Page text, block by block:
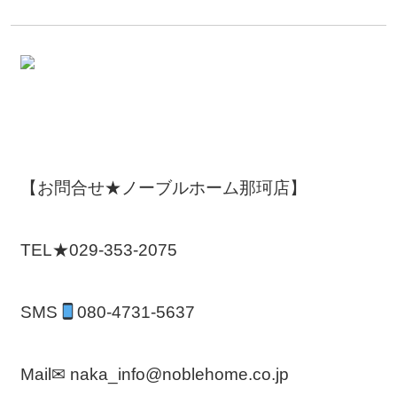
【お問合せ★ノーブルホーム那珂店】
TEL★029-353-2075
SMS 080-4731-5637
Mail✉ naka_info@noblehome.co.jp